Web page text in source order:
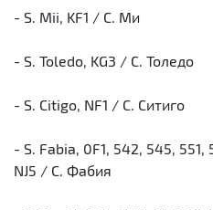
- S. Mii, KF1 / С. Ми
- S. Toledo, KG3 / С. Толедо
- S. Citigo, NF1 / С. Ситиго
- S. Fabia, 0F1, 542, 545, 551,
NJ5 / С. Фабия